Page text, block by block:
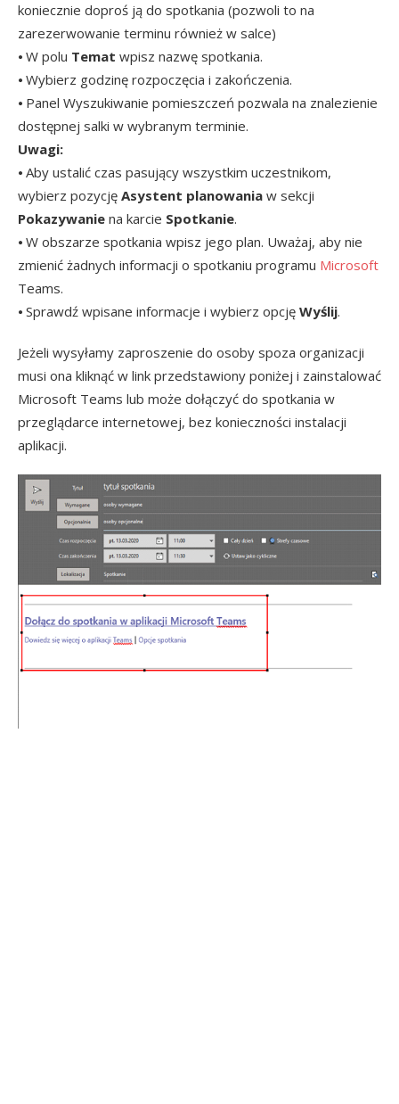
koniecznie doproś ją do spotkania (pozwoli to na
zarezerwowanie terminu również w salce)
⦁ W polu Temat wpisz nazwę spotkania.
⦁ Wybierz godzinę rozpoczęcia i zakończenia.
⦁ Panel Wyszukiwanie pomieszczeń pozwala na znalezienie
dostępnej salki w wybranym terminie.
Uwagi:
⦁ Aby ustalić czas pasujący wszystkim uczestnikom,
wybierz pozycję Asystent planowania w sekcji
Pokazywanie na karcie Spotkanie.
⦁ W obszarze spotkania wpisz jego plan. Uważaj, aby nie
zmienić żadnych informacji o spotkaniu programu Microsoft
Teams.
⦁ Sprawdź wpisane informacje i wybierz opcję Wyślij.
Jeżeli wysyłamy zaproszenie do osoby spoza organizacji
musi ona kliknąć w link przedstawiony poniżej i zainstalować
Microsoft Teams lub może dołączyć do spotkania w
przeglądarce internetowej, bez konieczności instalacji
aplikacji.